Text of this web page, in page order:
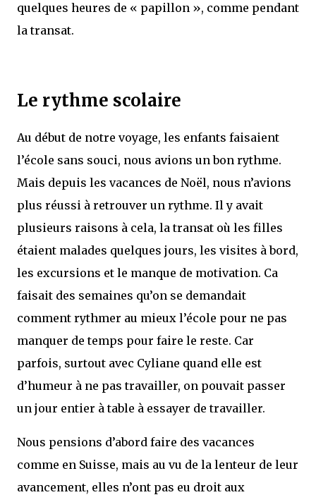
quelques heures de « papillon », comme pendant
la transat.
Le rythme scolaire
Au début de notre voyage, les enfants faisaient
l’école sans souci, nous avions un bon rythme.
Mais depuis les vacances de Noël, nous n’avions
plus réussi à retrouver un rythme. Il y avait
plusieurs raisons à cela, la transat où les filles
étaient malades quelques jours, les visites à bord,
les excursions et le manque de motivation. Ca
faisait des semaines qu’on se demandait
comment rythmer au mieux l’école pour ne pas
manquer de temps pour faire le reste. Car
parfois, surtout avec Cyliane quand elle est
d’humeur à ne pas travailler, on pouvait passer
un jour entier à table à essayer de travailler.
Nous pensions d’abord faire des vacances
comme en Suisse, mais au vu de la lenteur de leur
avancement, elles n’ont pas eu droit aux